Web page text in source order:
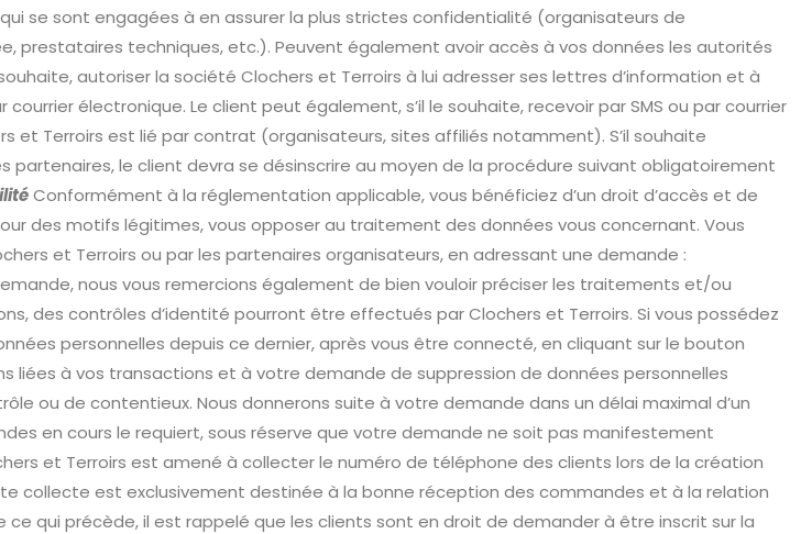
se sont engagées à en assurer la plus strictes confidentialité (organisateurs de
prestataires techniques, etc.). Peuvent également avoir accès à vos données les autorités
autoriser la société Clochers et Terroirs à lui adresser ses lettres d’information et à
électronique. Le client peut également, s’il le souhaite, recevoir par SMS ou par courrier
Terroirs est lié par contrat (organisateurs, sites affiliés notamment). S’il souhaite
le client devra se désinscrire au moyen de la procédure suivant obligatoirement
Conformément à la réglementation applicable, vous bénéficiez d’un droit d’accès et de
des motifs légitimes, vous opposer au traitement des données vous concernant. Vous
et Terroirs ou par les partenaires organisateurs, en adressant une demande :
nous vous remercions également de bien vouloir préciser les traitements et/ou
des contrôles d’identité pourront être effectués par Clochers et Terroirs. Si vous possédez
personnelles depuis ce dernier, après vous être connecté, en cliquant sur le bouton
à vos transactions et à votre demande de suppression de données personnelles
ou de contentieux. Nous donnerons suite à votre demande dans un délai maximal d’un
en cours le requiert, sous réserve que votre demande ne soit pas manifestement
et Terroirs est amené à collecter le numéro de téléphone des clients lors de la création
collecte est exclusivement destinée à la bonne réception des commandes et à la relation
qui précède, il est rappelé que les clients sont en droit de demander à être inscrit sur la